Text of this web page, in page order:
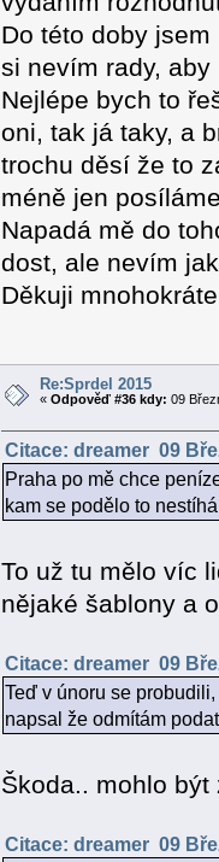
Do této doby
si nevím rady,
Nejlépe bych to
oni, tak já taky, a
trochu děsí že to
méně jen
Napadá mě do
dost, ale nevím
Děkuji mnohokráte
Re:Sprdel 2015
«Odpověď #36 kdy: 09
Citace: dreamer 09
Praha po mě chce
kam se podělo to
To už tu mělo víc
nějaké šablony a
Citace: dreamer 09
Teď v únoru se
napsal že odmítám
Škoda.. mohlo
Citace: dreamer 09